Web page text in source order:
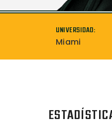
UNIVERSIDAD:
Miami